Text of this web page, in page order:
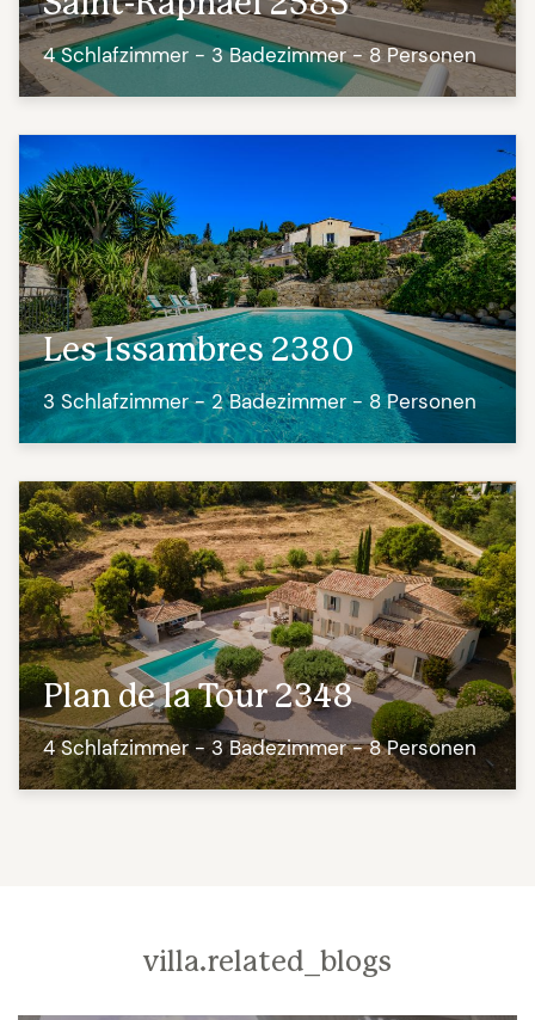
4 Schlafzimmer - 3 Badezimmer - 8 Personen
Les Issambres 2380
3 Schlafzimmer - 2 Badezimmer - 8 Personen
Plan de la Tour 2348
4 Schlafzimmer - 3 Badezimmer - 8 Personen
villa.related_blogs